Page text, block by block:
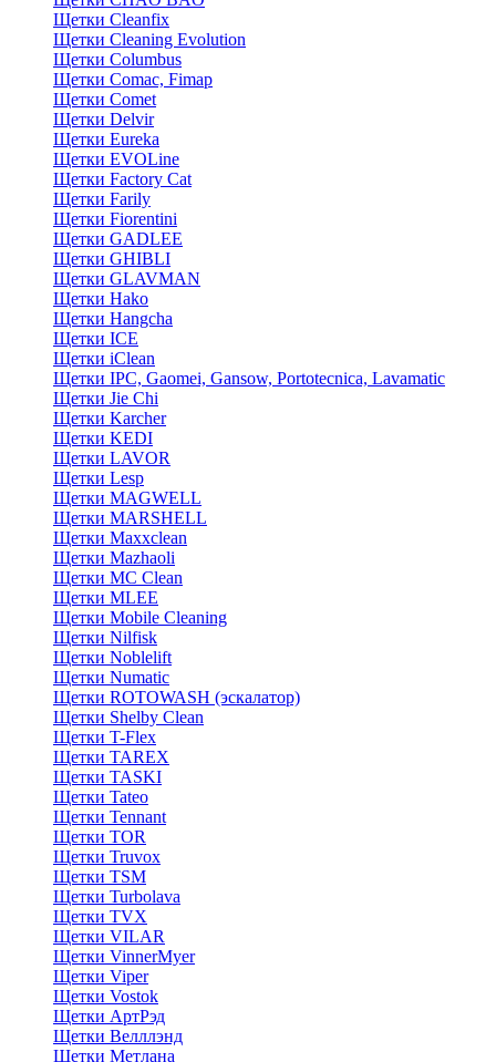
Щетки Cleanfix
Щетки Cleaning Evolution
Щетки Columbus
Щетки Comac, Fimap
Щетки Comet
Щетки Delvir
Щетки Eureka
Щетки EVOLine
Щетки Factory Cat
Щетки Farily
Щетки Fiorentini
Щетки GADLEE
Щетки GHIBLI
Щетки GLAVMAN
Щетки Hako
Щетки Hangcha
Щетки ICE
Щетки iClean
Щетки IPC, Gaomei, Gansow, Portotecnica, Lavamatic
Щетки Jie Chi
Щетки Karcher
Щетки KEDI
Щетки LAVOR
Щетки Lesp
Щетки MAGWELL
Щетки MARSHELL
Щетки Maxxclean
Щетки Mazhaoli
Щетки MC Clean
Щетки MLEE
Щетки Mobile Cleaning
Щетки Nilfisk
Щетки Noblelift
Щетки Numatic
Щетки ROTOWASH (эскалатор)
Щетки Shelby Clean
Щетки T-Flex
Щетки TAREX
Щетки TASKI
Щетки Tateo
Щетки Tennant
Щетки TOR
Щетки Truvox
Щетки TSM
Щетки Turbolava
Щетки TVX
Щетки VILAR
Щетки VinnerMyer
Щетки Viper
Щетки Vostok
Щетки АртРэд
Щетки Велллэнд
Щетки Метлана